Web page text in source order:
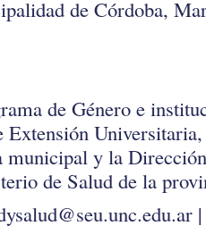
de Córdoba,
de Género e
Extensión
y la
de Salud de la
|